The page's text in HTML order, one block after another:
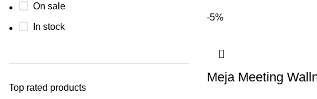
On sale
In stock
Top rated products
-5%
Meja Meeting